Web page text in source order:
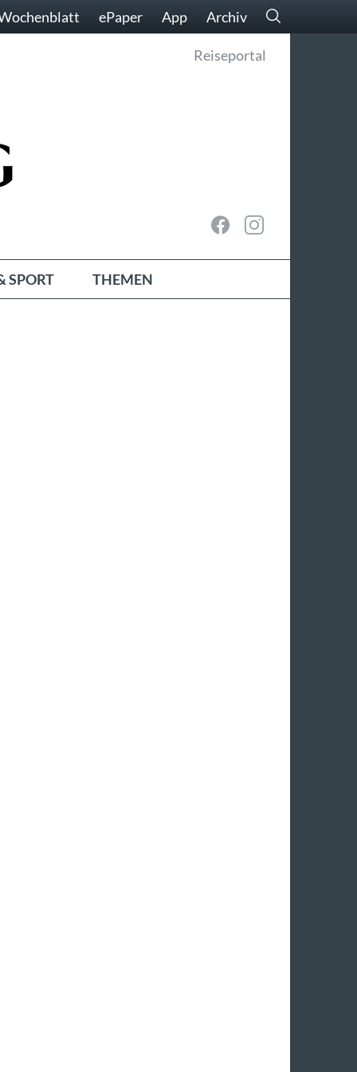
ePaper App Archiv
Reiseportal
SPORT THEMEN